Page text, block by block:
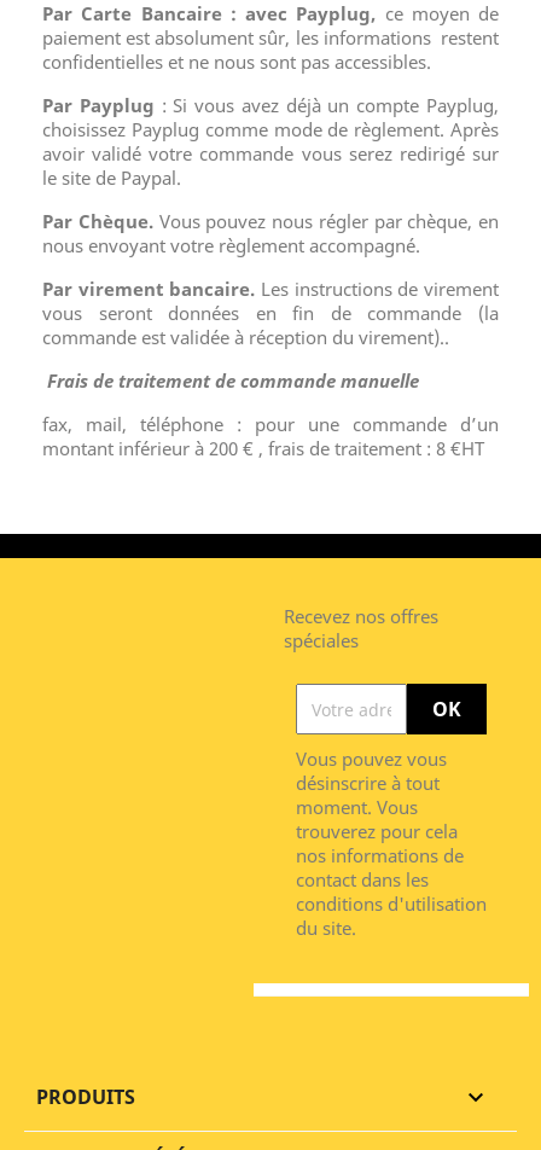
Par Carte Bancaire : avec Payplug, ce moyen de
paiement est absolument sûr, les informations restent
confidentielles et ne nous sont pas accessibles.
Par Payplug : Si vous avez déjà un compte Payplug,
choisissez Payplug comme mode de règlement. Après
avoir validé votre commande vous serez redirigé sur
le site de Paypal.
Par Chèque. Vous pouvez nous régler par chèque, en
nous envoyant votre règlement accompagné.
Par virement bancaire. Les instructions de virement
vous seront données en fin de commande (la
commande est validée à réception du virement)..
Frais de traitement de commande manuelle
fax, mail, téléphone : pour une commande d’un
montant inférieur à 200 € , frais de traitement : 8 €HT
Recevez nos offres
spéciales
Vous pouvez vous
désinscrire à tout
moment. Vous
trouverez pour cela
nos informations de
contact dans les
conditions d'utilisation
du site.
PRODUITS 